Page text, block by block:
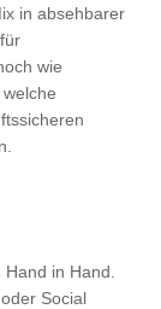
in absehbarer
wie
in Hand.
Social